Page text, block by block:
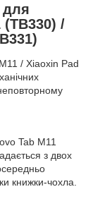
/
/ Xiaoxin Pad
Tab M11
з двох
книжки-чохла.